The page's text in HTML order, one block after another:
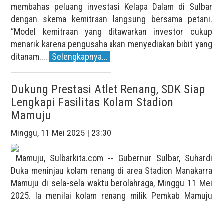
membahas peluang investasi Kelapa Dalam di Sulbar
dengan skema kemitraan langsung bersama petani.
“Model kemitraan yang ditawarkan investor cukup
menarik karena pengusaha akan menyediakan bibit yang
ditanam.... Selengkapnya...
Dukung Prestasi Atlet Renang, SDK Siap
Lengkapi Fasilitas Kolam Stadion
Mamuju
Minggu, 11 Mei 2025 | 23:30
Mamuju, Sulbarkita.com -- Gubernur Sulbar, Suhardi
Duka meninjau kolam renang di area Stadion Manakarra
Mamuju di sela-sela waktu berolahraga, Minggu 11 Mei
2025. Ia menilai kolam renang milik Pemkab Mamuju